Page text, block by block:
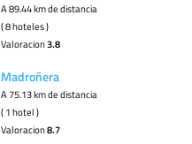
A 89.44 km de distancia
( 8 hoteles )
Valoracion3.8
Madroñera
A 75.13 km de distancia
( 1 hotel )
Valoracion8.7